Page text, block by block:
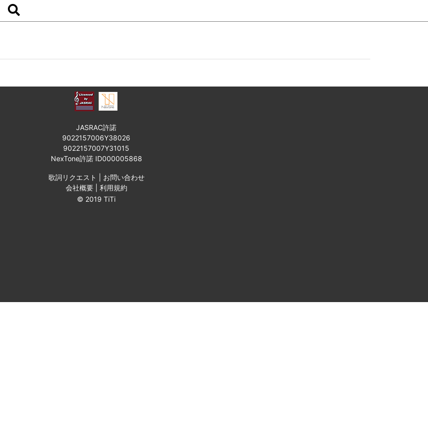
JASRAC許諾
9022157006Y38026
9022157007Y31015
NexTone許諾 ID000005868
歌詞リクエスト
お問い合わせ
会社概要| 利用規約
© 2019 TiTi